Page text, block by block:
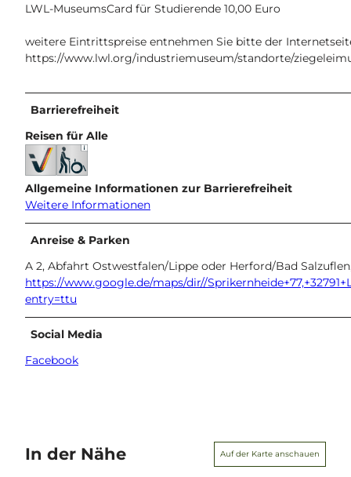
LWL-MuseumsCard für Studierende 10,00 Euro
weitere Eintrittspreise entnehmen Sie bitte der
https://www.lwl.org/industriemuseum/standorte/
Barrierefreiheit
Reisen für Alle
Allgemeine Informationen zur Barrierefreiheit
Weitere Informationen
Anreise & Parken
A 2, Abfahrt Ostwestfalen/Lippe oder Herford/Bad
https://www.google.de/maps/dir//
entry=ttu
Social Media
Facebook
In der Nähe Auf der Karte anschauen